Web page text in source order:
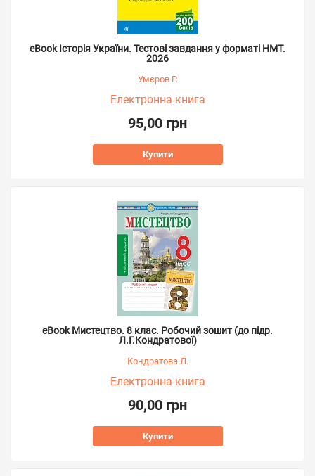
eBook Історія України. Тестові завдання у форматі НМТ.
2026
Умєров Р.
Електронна книга
95,00 грн
Купити
eBook Мистецтво. 8 клас. Робочий зошит (до підр.
Л.Г.Кондратової)
Кондратова Л.
Електронна книга
90,00 грн
Купити